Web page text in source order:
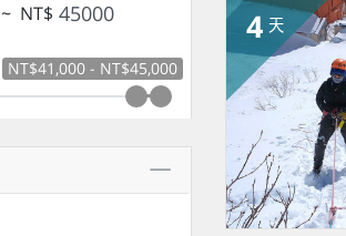
~ NT$
NT$41,000 - NT$45,000
4 天